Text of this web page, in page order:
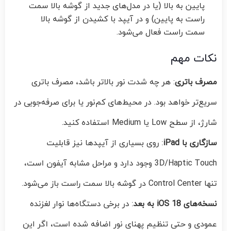
پایین به بالا (یا در مدل‌های جدید از گوشه بالا سمت
راست به پایین) و در آیپد با کشیدن از گوشه بالا
سمت راست فعال می‌شود.
نکات مهم
مصرف باتری: هر چه شدت نور بالاتر باشد، مصرف باتری
سریع‌تر خواهد بود. در محیط‌های کم‌نور یا برای صرفه‌جویی در
شارژ، از سطح Low یا Medium استفاده کنید.
سازگاری با iPad
: روی بسیاری از آیپدها نیز قابلیت
3D/Haptic Touch وجود دارد و مراحل مشابه آیفون است،
تنها Control Center در گوشه بالا سمت راست باز می‌شود.
نسخه‌های iOS 18 به بعد
: در برخی دستگاه‌ها نوار لغزنده
عمودی و حتی تنظیم پهنای نور اضافه شده است، اگر این